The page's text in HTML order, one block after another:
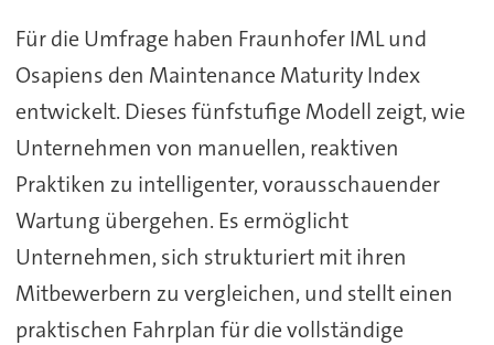
Für die Umfrage haben Fraunhofer IML und
Osapiens den Maintenance Maturity Index
entwickelt. Dieses fünfstufige Modell zeigt, wie
Unternehmen von manuellen, reaktiven
Praktiken zu intelligenter, vorausschauender
Wartung übergehen. Es ermöglicht
Unternehmen, sich strukturiert mit ihren
Mitbewerbern zu vergleichen, und stellt einen
praktischen Fahrplan für die vollständige